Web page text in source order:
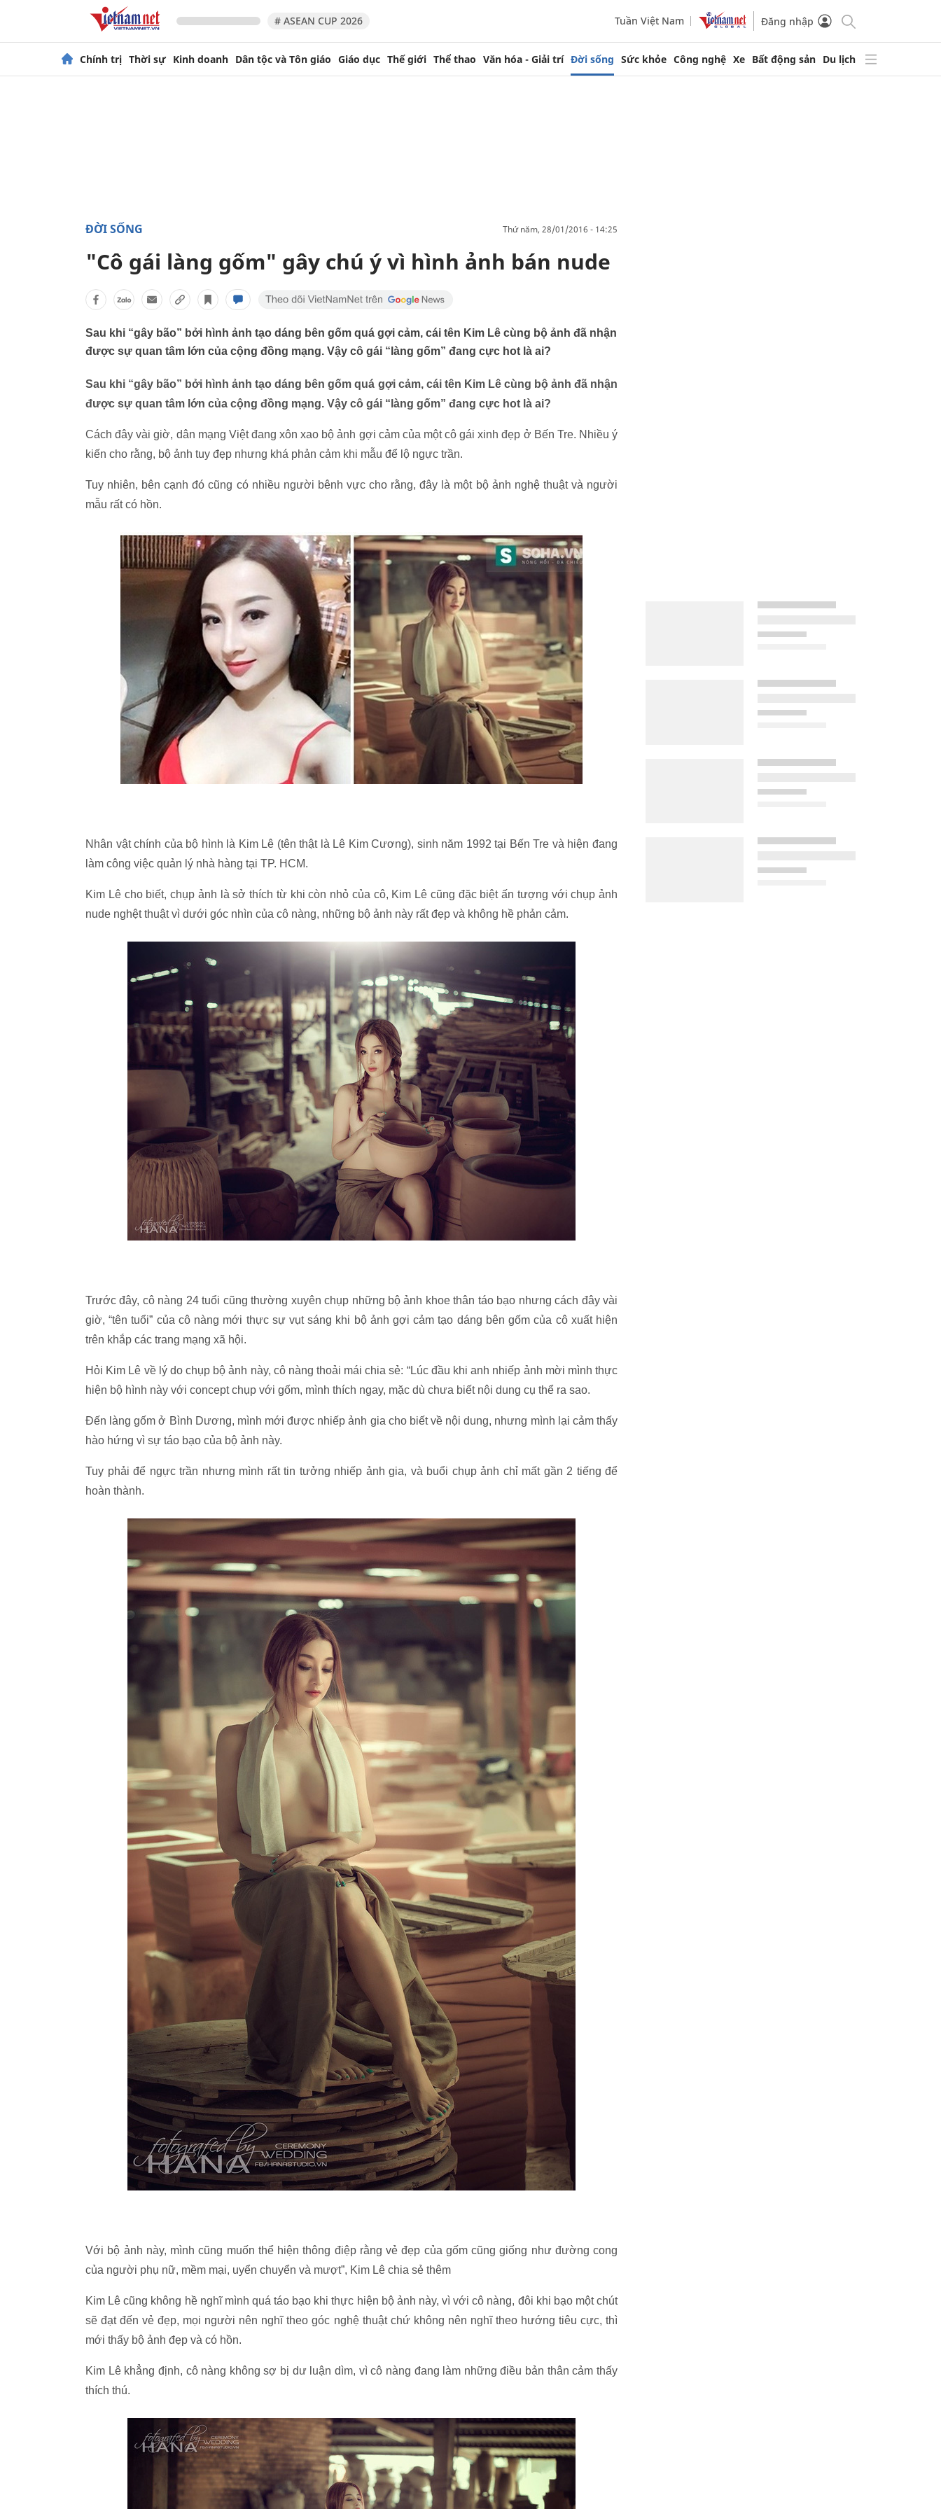
# ASEAN CUP 2026 Tuần Việt Nam Đăng nhập
Chính trị Thời sự Kinh doanh Dân tộc và Tôn giáo Giáo dục Thế giới Thể thao Văn hóa - Giải trí Đời sống Sức khỏe Công nghệ Xe Bất động sản Du lịch
ĐỜI SỐNG thứ năm, 28/01/2016 - 14:25
"Cô gái làng gốm" gây chú ý vì hình ảnh bán nude
Sau khi “gây bão” bởi hình ảnh tạo dáng bên gốm quá gợi cảm, cái tên Kim Lê cùng bộ ảnh đã nhận
được sự quan tâm lớn của cộng đồng mạng. Vậy cô gái “làng gốm” đang cực hot là ai?
Sau khi “gây bão” bởi hình ảnh tạo dáng bên gốm quá gợi cảm, cái tên Kim Lê cùng bộ ảnh đã nhận
được sự quan tâm lớn của cộng đồng mạng. Vậy cô gái “làng gốm” đang cực hot là ai?
Cách đây vài giờ, dân mạng Việt đang xôn xao bộ ảnh gợi cảm của một cô gái xinh đẹp ở Bến Tre. Nhiều ý
kiến cho rằng, bộ ảnh tuy đẹp nhưng khá phản cảm khi mẫu để lộ ngực trần.
Tuy nhiên, bên cạnh đó cũng có nhiều người bênh vực cho rằng, đây là một bộ ảnh nghệ thuật và người
mẫu rất có hồn.
Nhân vật chính của bộ hình là Kim Lê (tên thật là Lê Kim Cương), sinh năm 1992 tại Bến Tre và hiện đang
làm công việc quản lý nhà hàng tại TP. HCM.
Kim Lê cho biết, chụp ảnh là sở thích từ khi còn nhỏ của cô, Kim Lê cũng đặc biệt ấn tượng với chụp ảnh
nude nghệt thuật vì dưới góc nhìn của cô nàng, những bộ ảnh này rất đẹp và không hề phản cảm.
Trước đây, cô nàng 24 tuổi cũng thường xuyên chụp những bộ ảnh khoe thân táo bạo nhưng cách đây vài
giờ, “tên tuổi” của cô nàng mới thực sự vụt sáng khi bộ ảnh gợi cảm tạo dáng bên gốm của cô xuất hiện
trên khắp các trang mạng xã hội.
Hỏi Kim Lê về lý do chụp bộ ảnh này, cô nàng thoải mái chia sẻ: “Lúc đầu khi anh nhiếp ảnh mời mình thực
hiện bộ hình này với concept chụp với gốm, mình thích ngay, mặc dù chưa biết nội dung cụ thể ra sao.
Đến làng gốm ở Bình Dương, mình mới được nhiếp ảnh gia cho biết về nội dung, nhưng mình lại cảm thấy
hào hứng vì sự táo bạo của bộ ảnh này.
Tuy phải để ngực trần nhưng mình rất tin tưởng nhiếp ảnh gia, và buổi chụp ảnh chỉ mất gần 2 tiếng để
hoàn thành.
Với bộ ảnh này, mình cũng muốn thể hiện thông điệp rằng vẻ đẹp của gốm cũng giống như đường cong
của người phụ nữ, mềm mại, uyển chuyển và mượt”, Kim Lê chia sẻ thêm
Kim Lê cũng không hề nghĩ mình quá táo bạo khi thực hiện bộ ảnh này, vì với cô nàng, đôi khi bạo một chút
sẽ đạt đến vẻ đẹp, mọi người nên nghĩ theo góc nghệ thuật chứ không nên nghĩ theo hướng tiêu cực, thì
mới thấy bộ ảnh đẹp và có hồn.
Kim Lê khẳng định, cô nàng không sợ bị dư luận dìm, vì cô nàng đang làm những điều bản thân cảm thấy
thích thú.